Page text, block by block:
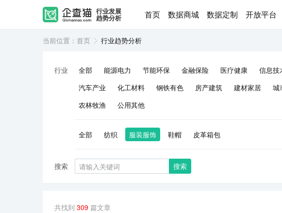
行业发展
趋势分析 首页 数据商城 数据定制 开放平台
当前位置： 首页 行业趋势分析
行业 全部 能源电力 节能环保 金融保险 医疗健康 信息技
汽车产业
化工材料 钢铁有色 房产建筑 建材家居 城
农林牧渔
公用其他
全部 纺织 服装服饰 鞋帽 皮革箱包
搜索 搜索
共找到 309 篇文章